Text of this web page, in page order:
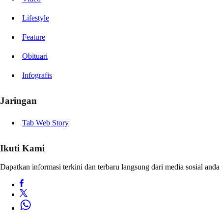
Lifestyle
Feature
Obituari
Infografis
Jaringan
Tab Web Story
Ikuti Kami
Dapatkan informasi terkini dan terbaru langsung dari media sosial anda